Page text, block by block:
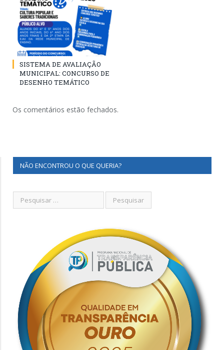
SISTEMA DE AVALIAÇÃO
MUNICIPAL: CONCURSO DE
DESENHO TEMÁTICO
Os comentários estão fechados.
NÃO ENCONTROU O QUE QUERIA?